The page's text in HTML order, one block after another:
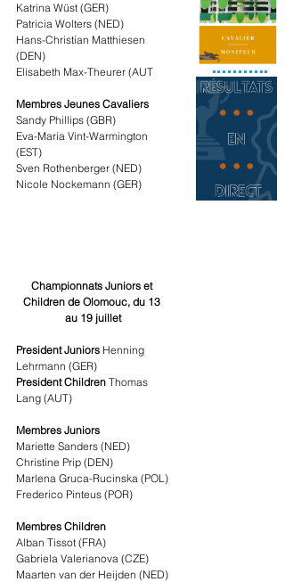
Katrina Wüst (GER)
Patricia Wolters (NED)
Hans-Christian Matthiesen
(DEN)
Elisabeth Max-Theurer (AUT
Membres Jeunes Cavaliers
Sandy Phillips (GBR)
Eva-Maria Vint-Warmington
(EST)
Sven Rothenberger (NED)
Nicole Nockemann (GER)
Championnats Juniors et
Children de Olomouc, du 13
au 19 juillet
President Juniors Henning
Lehrmann (GER)
President Children Thomas
Lang (AUT)
Membres Juniors
Mariette Sanders (NED)
Christine Prip (DEN)
Marlena Gruca-Rucinska (POL)
Frederico Pinteus (POR)
Membres Children
Alban Tissot (FRA)
Gabriela Valerianova (CZE)
Maarten van der Heijden (NED)